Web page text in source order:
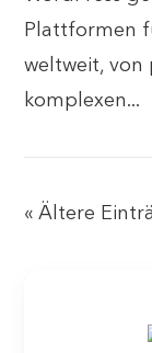
Plattformen
weltweit, von
komplexen...
« Ältere